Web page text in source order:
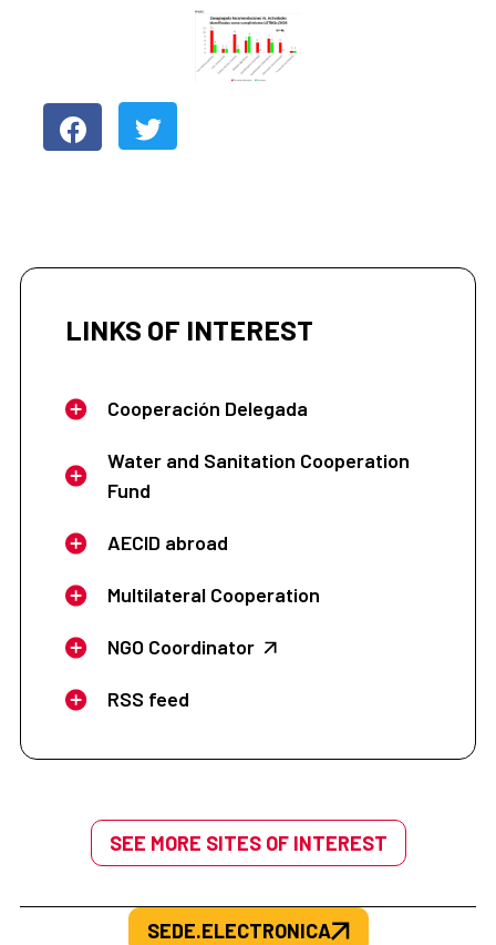
LINKS OF INTEREST
Cooperación Delegada
Water and Sanitation Cooperation
Fund
AECID abroad
Multilateral Cooperation
NGO Coordinator
RSS feed
SEE MORE SITES OF INTEREST
SEDE.ELECTRONICA